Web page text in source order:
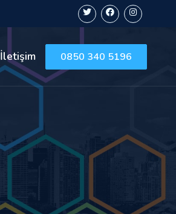
İletişim 0850 340 5196